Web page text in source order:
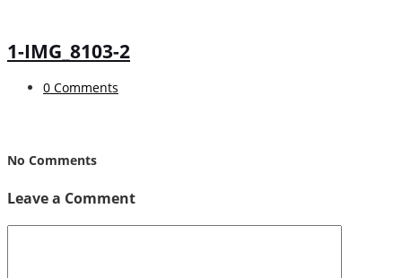
1-IMG_8103-2
0 Comments
No Comments
Leave a Comment